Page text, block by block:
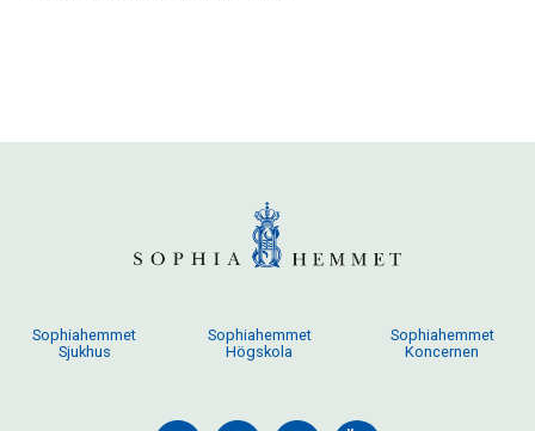
Sophiahemmet
Sjukhus
Sophiahemmet
Högskola
Sophiahemmet
Koncernen